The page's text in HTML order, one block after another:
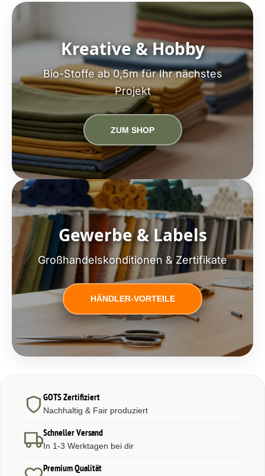
Kreative & Hobby
Bio-Stoffe ab 0,5m für Ihr nächstes
Projekt
ZUM SHOP
Gewerbe & Labels
Großhandelskonditionen & Zertifikate
HÄNDLER-VORTEILE
GOTS Zertifiziert
Nachhaltig & Fair produziert
Schneller Versand
In 1-3 Werktagen bei dir
Premium Qualität